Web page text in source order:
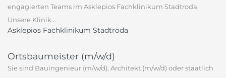
engagierten Teams im Asklepios Fachklinikum Stadtroda.
Unsere Klinik...
Asklepios Fachklinikum Stadtroda
Ortsbaumeister (m/w/d)
Sie sind Bauingenieur (m/w/d), Architekt (m/w/d) oder staatlich